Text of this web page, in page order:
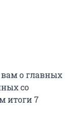
о главных
со
итоги 7